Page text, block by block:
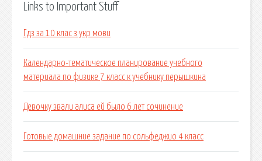
Links to Important Stuff
Гдз за 10 клас з укр мови
Календарно-тематическое планирование учебного
материала по физике 7 класс к учебнику перышкина
Девочку звали алиса ей было 6 лет сочинение
Готовые домашние задание по сольфеджио 4 класс